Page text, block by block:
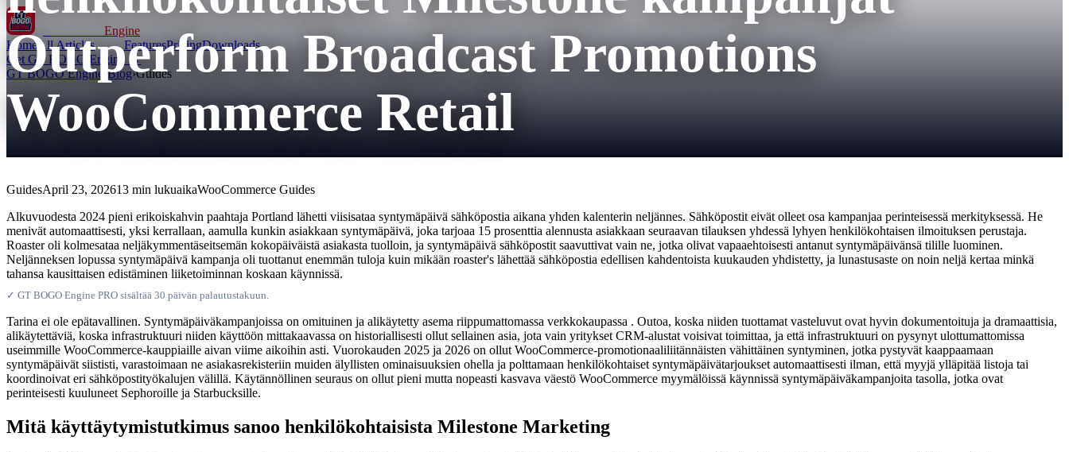
Engine
Home All Articles FeaturesPricingDownloads
Get GT BOGO Engine →
GT BOGO Engine Blog›Guides
Outperform Broadcast Promotions
WooCommerce Retail
GuidesApril 23, 202613 min lukuaikaWooCommerce Guides
Alkuvuodesta 2024 pieni erikoiskahvin paahtaja Portland lähetti viisisataa syntymäpäivä sähköpostia aikana yhden kalenterin neljännes. Sähköpostit eivät olleet osa kampanjaa perinteisessä merkityksessä. He
menivät automaattisesti, yksi kerrallaan, aamulla kunkin asiakkaan syntymäpäivä, joka tarjoaa 15 prosenttia alennusta asiakkaan seuraavan tilauksen yhdessä lyhyen henkilökohtaisen ilmoituksen perustaja.
Roaster oli kolmesataa neljäkymmentäseitsemän kokopäiväistä asiakasta tuolloin, ja syntymäpäivä sähköpostit saavuttivat vain ne, jotka olivat vapaaehtoisesti antanut syntymäpäivänsä tilille luominen.
Neljänneksen lopussa syntymäpäivä kampanja oli tuottanut enemmän tuloja kuin mikään roaster's lähettää sähköpostia edellisen kahdentoista kuukauden yhdistetty, ja lunastusaste on noin neljä kertaa minkä
tahansa kausittaisen edistäminen liiketoiminnan koskaan käynnissä.
✓ GT BOGO Engine PRO sisältää 30 päivän palautustakuun.
Tarina ei ole epätavallinen. Syntymäpäiväkampanjoissa on omituinen ja alikäytetty asema riippumattomassa verkkokaupassa . Outoa, koska niiden tuottamat vasteluvut ovat hyvin dokumentoituja ja dramaattisia,
alikäytettäviä, koska infrastruktuuri niiden käyttöön mittakaavassa on historiallisesti ollut sellainen asia, jota vain yritykset CRM-alustat voisivat toimittaa, ja että infrastruktuuri on pysynyt ulottumattomissa
useimmille WooCommerce-kauppiaille aivan viime aikoihin asti. Vuorokauden 2025 ja 2026 on ollut WooCommerce-promotionaaliliitännäisten vähittäinen syntyminen, jotka pystyvät kaappaamaan
syntymäpäivät siististi, varastoimaan ne asiakasrekisteriin muiden älyllisten ominaisuuksien ohella ja polttamaan henkilökohtaiset syntymäpäivätarjoukset automaattisesti ilman, että myyjä ylläpitää listoja tai
koordinoivat eri sähköpostityökalujen välillä. Käytännöllinen seuraus on ollut pieni mutta nopeasti kasvava väestö WooCommerce myymälöissä käynnissä syntymäpäiväkampanjoita tasolla, jotka ovat
perinteisesti kuuluneet Sephoroille ja Starbucksille.
Mitä käyttäytymistutkimus sanoo henkilökohtaisista Milestone Marketing